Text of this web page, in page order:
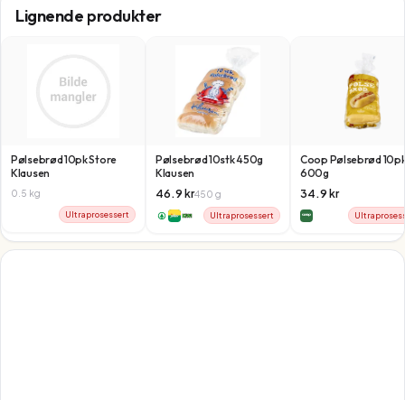
Lignende produkter
Pølsebrød 10pk Store
Klausen
0.5 kg
Ultraprosessert
Pølsebrød 10stk 450g
Klausen
46.9 kr450 g
Ultraprosessert
Coop Pølsebrød
600g
34.9 kr